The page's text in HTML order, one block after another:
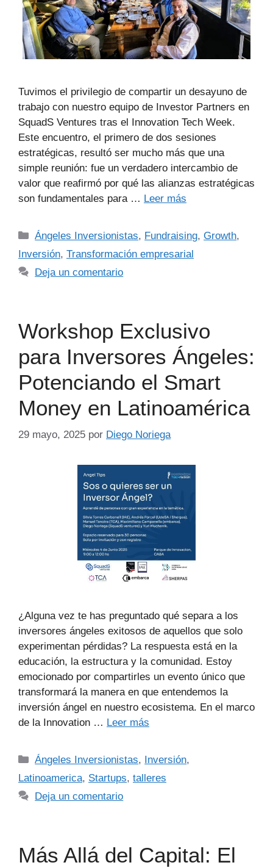
Tuvimos el privilegio de compartir un desayuno de
trabajo con nuestro equipo de Investor Partners en
SquadS Ventures tras el Innovation Tech Week.
Este encuentro, el primero de dos sesiones
estratégicas, resultó ser mucho más que una
simple reunión: fue un verdadero intercambio de
valor que reafirmó por qué las alianzas estratégicas
son fundamentales para … Leer más
Ángeles Inversionistas, Fundraising,Growth,
Inversión, Transformación empresarial
Deja un comentario
Workshop Exclusivo
para Inversores Ángeles:
Potenciando el Smart
Money en Latinoamérica
29 mayo, 2025 por Diego Noriega
¿Alguna vez te has preguntado qué separa a los
inversores ángeles exitosos de aquellos que solo
experimentan pérdidas? La respuesta está en la
educación, la estructura y la comunidad. Estoy
emocionado por compartirles un evento único que
transformará la manera en que entendemos la
inversión ángel en nuestro ecosistema. En el marco
de la Innovation … Leer más
Ángeles Inversionistas, Inversión,
Latinoamerica, Startups, talleres
Deja un comentario
Más Allá del Capital: El